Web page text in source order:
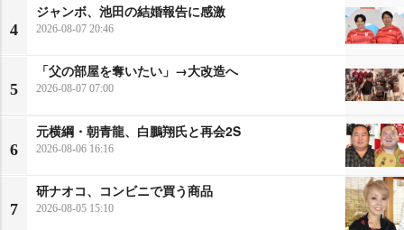
4
ジャンボ、池田の結婚報告に感激
2026-08-07 20:46
5
「父の部屋を奪いたい」→大改造へ
2026-08-07 07:00
6
元横綱・朝青龍、白鵬翔氏と再会2S
2026-08-06 16:16
7
研ナオコ、コンビニで買う商品
2026-08-05 15:10